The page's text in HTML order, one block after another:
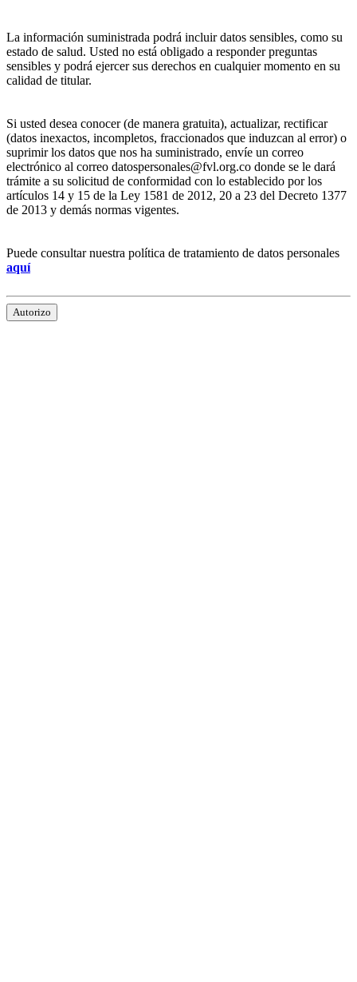
La información suministrada podrá incluir datos sensibles, como su
estado de salud. Usted no está obligado a responder preguntas
sensibles y podrá ejercer sus derechos en cualquier momento en su
calidad de titular.
Si usted desea conocer (de manera gratuita), actualizar, rectificar
(datos inexactos, incompletos, fraccionados que induzcan al error) o
suprimir los datos que nos ha suministrado, envíe un correo
electrónico al correo datospersonales@fvl.org.co donde se le dará
trámite a su solicitud de conformidad con lo establecido por los
artículos 14 y 15 de la Ley 1581 de 2012, 20 a 23 del Decreto 1377
de 2013 y demás normas vigentes.
Puede consultar nuestra política de tratamiento de datos personales
aquí
Autorizo